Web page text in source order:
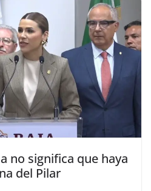
no significa que haya
del Pilar